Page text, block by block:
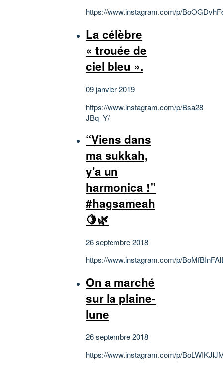
https://www.instagram.com/p/
La célèbre
« trouée de
ciel bleu ».
09 janvier 2019
https://www.instagram.com/p/Bsa28-
JBq_Y/
“Viens dans
ma sukkah,
y'a un
harmonica !”
#hagsameah
🍋🌿
26 septembre 2018
https://www.instagram.com/p/
On a marché
sur la plaine-
lune
26 septembre 2018
https://www.instagram.com/p/